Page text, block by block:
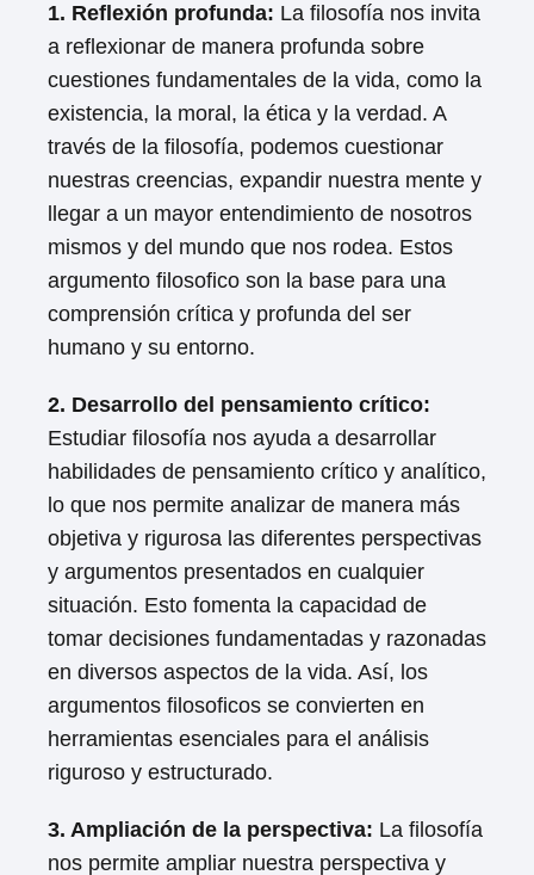
1. Reflexión profunda: La filosofía nos invita
a reflexionar de manera profunda sobre
cuestiones fundamentales de la vida, como la
existencia, la moral, la ética y la verdad. A
través de la filosofía, podemos cuestionar
nuestras creencias, expandir nuestra mente y
llegar a un mayor entendimiento de nosotros
mismos y del mundo que nos rodea. Estos
argumento filosofico son la base para una
comprensión crítica y profunda del ser
humano y su entorno.
2. Desarrollo del pensamiento crítico:
Estudiar filosofía nos ayuda a desarrollar
habilidades de pensamiento crítico y analítico,
lo que nos permite analizar de manera más
objetiva y rigurosa las diferentes perspectivas
y argumentos presentados en cualquier
situación. Esto fomenta la capacidad de
tomar decisiones fundamentadas y razonadas
en diversos aspectos de la vida. Así, los
argumentos filosoficos se convierten en
herramientas esenciales para el análisis
riguroso y estructurado.
3. Ampliación de la perspectiva: La filosofía
nos permite ampliar nuestra perspectiva y